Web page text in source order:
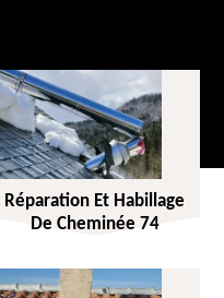
Réparation Et Habillage
De Cheminée 74